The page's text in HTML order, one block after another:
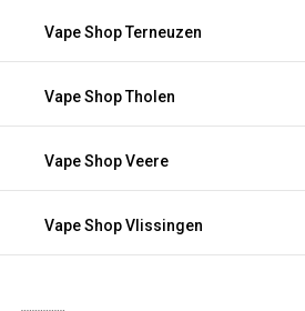
Vape Shop Terneuzen
Vape Shop Tholen
Vape Shop Veere
Vape Shop Vlissingen